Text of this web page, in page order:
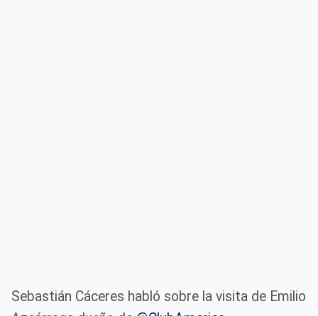
Sebastián Cáceres habló sobre la visita de Emilio